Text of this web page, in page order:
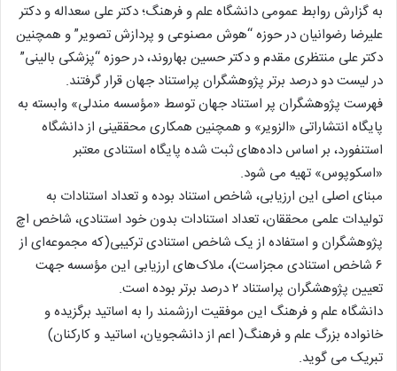
به گزارش روابط عمومی دانشگاه علم و فرهنگ؛ دكتر علی سعداله و دكتر
علیرضا رضوانیان در حوزه “هوش مصنوعی و پردازش تصویر” و همچنین
دكتر علی منتظری مقدم و دكتر حسین بهاروند، در حوزه “پزشكی بالینی”
در لیست دو درصد برتر پژوهشگران پراستناد جهان قرار گرفتند.
فهرست پژوهشگران پر استناد جهان توسط «مؤسسه مندلی» وابسته به
پایگاه انتشاراتی «الزویر» و همچنین همکاری محققینی از دانشگاه
استنفورد، بر ­اساس داده­‌های ثبت شده پایگاه استنادی معتبر
«اسکوپوس» تهیه می شود.
مبنای اصلی این ارزیابی، شاخص استناد بوده و تعداد استنادات به
تولیدات علمی محققان، تعداد استنادات بدون خود استنادی، شاخص اچ
پژوهشگران و استفاده از یک شاخص استنادی ترکیبی(که مجموعه‌ای از
۶ شاخص استنادی مجزاست)، ملاک­‌های ارزیابی این مؤسسه جهت
تعیین پژوهشگران پراستناد ۲ درصد برتر بوده است.
دانشگاه علم و فرهنگ این موفقیت ارزشمند را به اساتید برگزیده و
خانواده بزرگ علم و فرهنگ( اعم از دانشجویان، اساتید و کارکنان)
تبریک می گوید.